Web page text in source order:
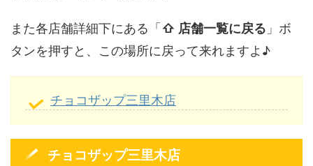
また各店舗詳細下にある「⇧ 店舗一覧に戻る 」ボ
タンを押すと、この場所に戻って来れますよ♪
チョコザップ三里木店
チョコザップ三里木店